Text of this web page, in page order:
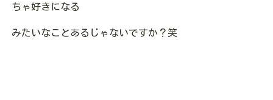
ちゃ好きになる
みたいなことあるじゃないですか？笑